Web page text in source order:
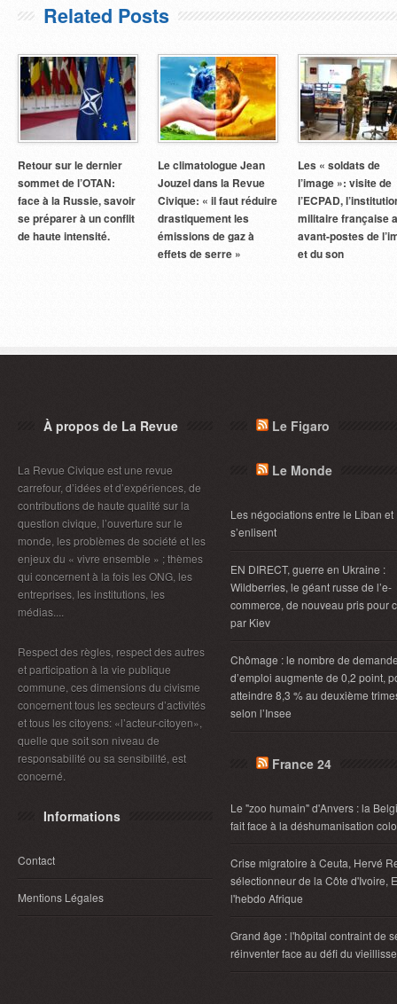
Related Posts
Retour sur le dernier
sommet de l’OTAN:
face à la Russie, savoir
se préparer à un conflit
de haute intensité.
Le climatologue Jean
Jouzel dans la Revue
Civique: « il faut réduire
drastiquement les
émissions de gaz à
effets de serre »
Les « soldats de
l’image »: visite de
l’ECPAD,
militaire française
avant-postes de
et du son
À propos de La Revue
La Revue Civique est une revue
carrefour, d’idées et d’expériences, de
contributions de haute qualité sur la
question civique, l’ouverture sur le
monde, les problèmes de société et les
enjeux du « vivre ensemble » ; thèmes
qui concernent à la fois les ONG, les
entreprises, les institutions, les
médias....
Respect des règles, respect des autres
et participation à la vie publique
commune, ces dimensions du civisme
concernent tous les secteurs d’activités
et tous les citoyens: «l’acteur-citoyen»,
quelle que soit son niveau de
responsabilité ou sa sensibilité, est
concerné.
Informations
Contact
Mentions Légales
Le Figaro
Le Monde
Les négociations entre le Liban et
s’enlisent
EN DIRECT, guerre en Ukraine :
Wildberries, le géant russe de l’e-
commerce, de nouveau pris pour
par Kiev
Chômage : le nombre de
d’emploi augmente de 0,2 point,
atteindre 8,3 % au deuxième
selon l’Insee
France 24
Le "zoo humain" d'Anvers : la
fait face à la déshumanisation
Crise migratoire à Ceuta, Hervé
sélectionneur de la Côte d'Ivoire,
l'hebdo Afrique
Grand âge : l'hôpital contraint de
réinventer face au défi du